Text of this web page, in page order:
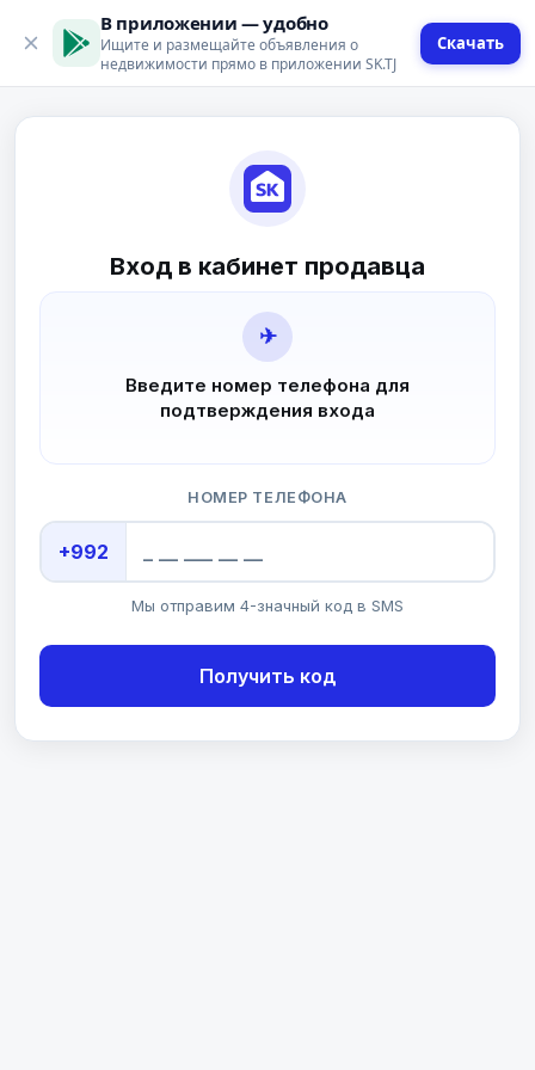
В приложении — удобно
Ищите и размещайте объявления о
недвижимости прямо в приложении SK.TJ
Скачать
Вход в кабинет продавца
✈
Введите номер телефона для
подтверждения входа
НОМЕР ТЕЛЕФОНА
+992
Мы отправим 4-значный код в SMS
Получить код